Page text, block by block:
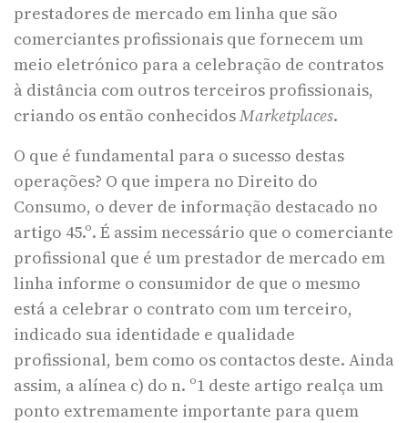
prestadores de mercado em linha que são
comerciantes profissionais que fornecem um
meio eletrónico para a celebração de contratos
à distância com outros terceiros profissionais,
criando os então conhecidosMarketplaces.
O que é fundamental para o sucesso destas
operações? O que impera no Direito do
Consumo, o dever de informação destacado no
artigo 45.º. É assim necessário que o comerciante
profissional que é um prestador de mercado em
linha informe o consumidor de que o mesmo
está a celebrar o contrato com um terceiro,
indicado sua identidade e qualidade
profissional, bem como os contactos deste. Ainda
assim, a alínea c) do n. º1 deste artigo realça um
ponto extremamente importante para quem